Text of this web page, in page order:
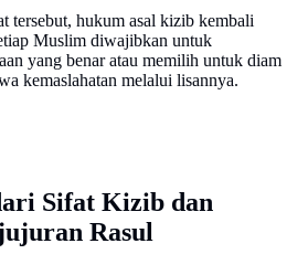
tersebut, hukum asal kizib kembali
Muslim diwajibkan untuk
yang benar atau memilih untuk diam
kemaslahatan melalui lisannya.
Sifat Kizib dan
Rasul